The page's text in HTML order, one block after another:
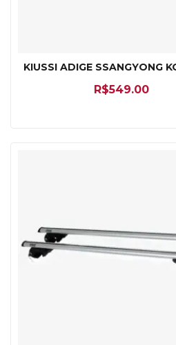
KIUSSI ADIGE SSANGYONG
R$549.00